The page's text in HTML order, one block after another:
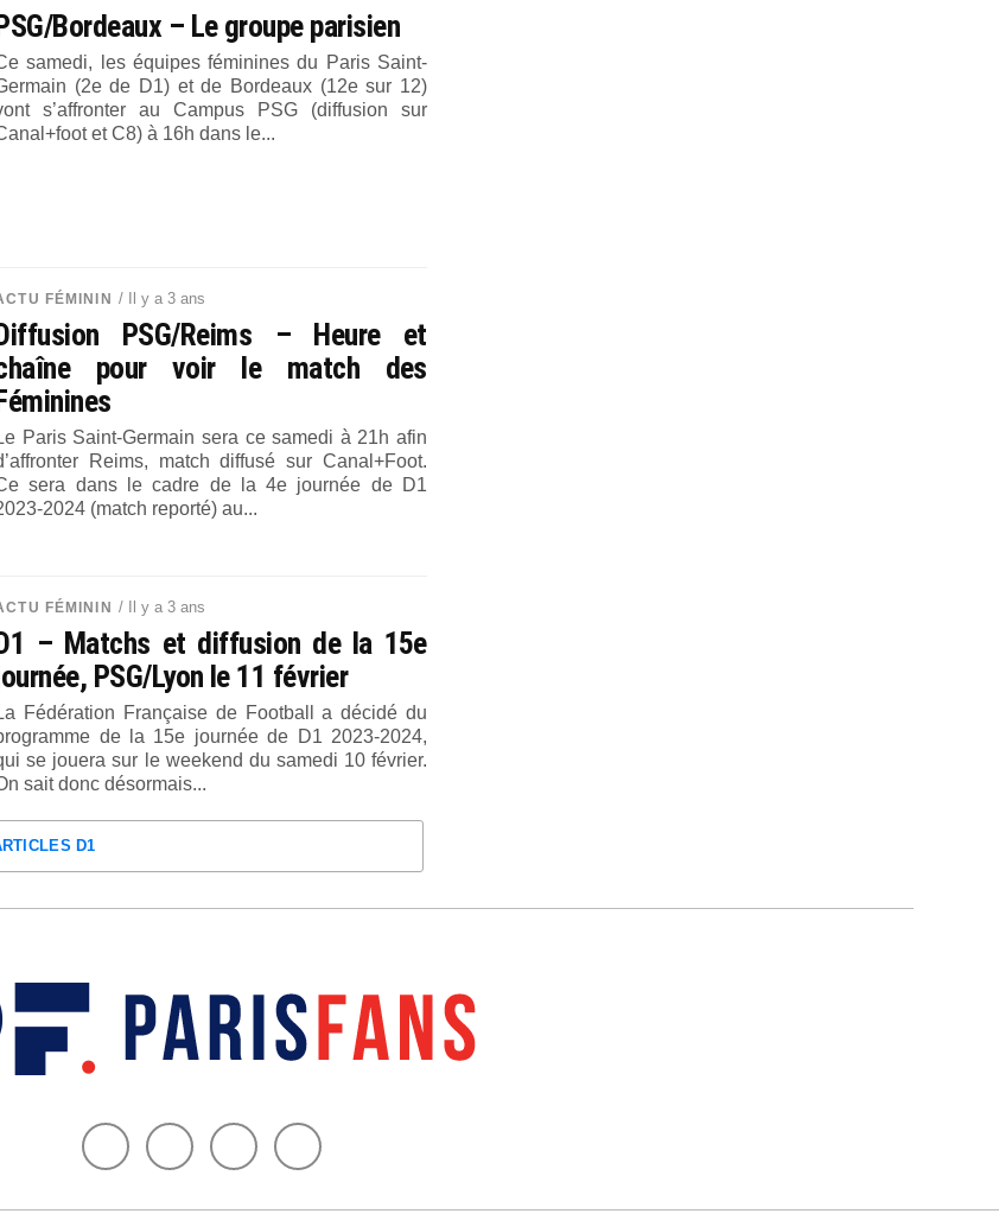
Bordeaux – Le groupe parisien
samedi, les équipes féminines du Paris Saint-
(2e de D1) et de Bordeaux (12e sur 12)
s’affronter au Campus PSG (diffusion sur
et C8) à 16h dans le...
FÉMININ / Il y a 3 ans
PSG/Reims – Heure et
pour voir le match des
Paris Saint-Germain sera ce samedi à 21h afin
Reims, match diffusé sur Canal+Foot.
sera dans le cadre de la 4e journée de D1
2024 (match reporté) au...
FÉMININ / Il y a 3 ans
– Matchs et diffusion de la 15e
PSG/Lyon le 11 février
Fédération Française de Football a décidé du
de la 15e journée de D1 2023-2024,
se jouera sur le weekend du samedi 10 février.
sait donc désormais...
D1